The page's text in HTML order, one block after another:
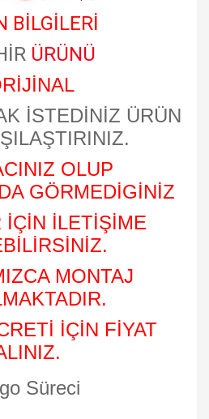
BİLGİLERİ
ÜRÜNÜ
İSTEDİNİZ ÜRÜN
OLUP
GÖRMEDİGİNİZ
İÇİN İLETİŞİME
MONTAJ
İÇİN FİYAT
Süreci